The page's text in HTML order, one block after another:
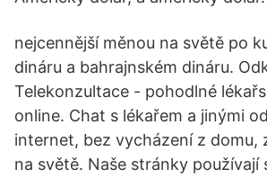
nejcennější měnou na světě po
dináru a bahrajnském dináru.
Telekonzultace - pohodlné
online. Chat s lékařem a jinými
internet, bez vycházení z domu,
na světě. Naše stránky používají